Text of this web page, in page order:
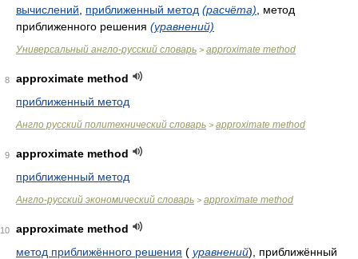
вычислений
приближенный метод (расчёта) , метод
приближенного решения (уравнений)
Универсальный англо-русский словарь > approximate method
8
approximate method
приближенный метод
Англо русский политехнический словарь > approximate method
9
approximate method
приближенный метод
Англо-русский экономический словарь > approximate method
10
approximate method
метод приближённого решения ( уравнений) , приближённый